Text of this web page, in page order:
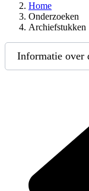
Home
Onderzoeken
Archiefstukken
Informatie over